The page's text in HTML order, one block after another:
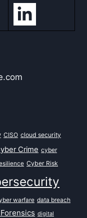
CISO cloud security
Crime cyber
Cyber Risk
warfare data breach
digital